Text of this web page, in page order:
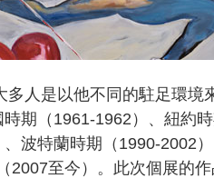
多人是以他不同的駐足環境
時期（1961-1962）、紐約
波特蘭時期（1990-2002
2007至今）。此次個展的